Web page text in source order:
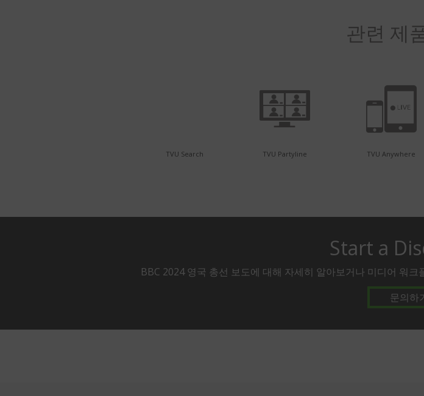
관련 제
TVU Search TVU Partyline TVU Anywhere
Start a
BBC 2024 영국 총선 보도에 대해 자세히 알아보거나 미디어 워
문의하